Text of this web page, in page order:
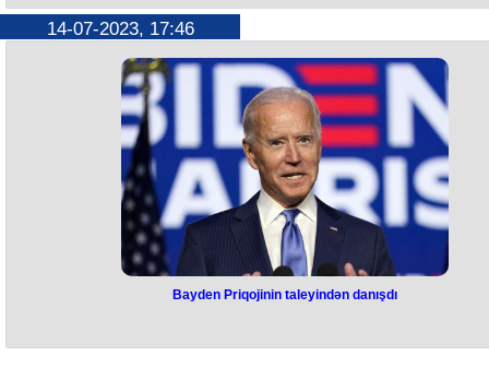
Bu gün vəfat edən deputat Madər Musayev dəfn edilib. O, Binəqədi
qəbiristanlığında torpağa tapşırılıb.
vəfat edib. Bir müddətdir xəstəlikdən əziyyət çəkən M.Musayev 75
yaşında dünyasını dəyişib. O, bitərəf kimi müstəqillik dövründə 6
ümumilikdə isə 7 dəfə seçilən yeganə millət vəkili olub.
14-07-2023, 17:46
danışdı
Bayden Priqojinin taleyindən danışdı